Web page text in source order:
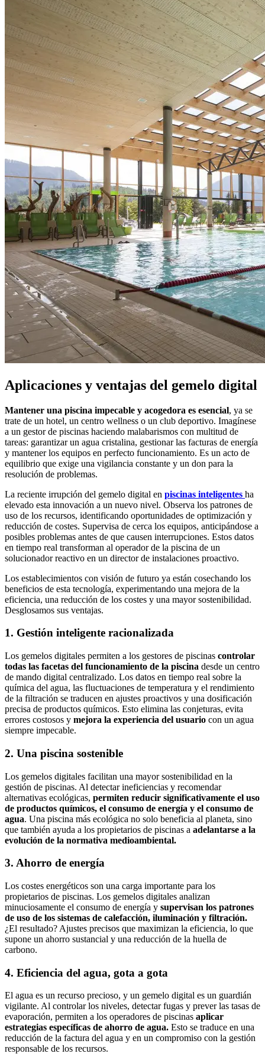
Aplicaciones y ventajas del gemelo digital
Mantener una piscina impecable y acogedora es esencial, ya se
trate de un hotel, un centro wellness o un club deportivo. Imagínese
a un gestor de piscinas haciendo malabarismos con multitud de
tareas: garantizar un agua cristalina, gestionar las facturas de energía
y mantener los equipos en perfecto funcionamiento. Es un acto de
equilibrio que exige una vigilancia constante y un don para la
resolución de problemas.
La reciente irrupción del gemelo digital en piscinas inteligentes ha
elevado esta innovación a un nuevo nivel. Observa los patrones de
uso de los recursos, identificando oportunidades de optimización y
reducción de costes. Supervisa de cerca los equipos, anticipándose a
posibles problemas antes de que causen interrupciones. Estos datos
en tiempo real transforman al operador de la piscina de un
solucionador reactivo en un director de instalaciones proactivo.
Los establecimientos con visión de futuro ya están cosechando los
beneficios de esta tecnología, experimentando una mejora de la
eficiencia, una reducción de los costes y una mayor sostenibilidad.
Desglosamos sus ventajas.
1. Gestión inteligente racionalizada
Los gemelos digitales permiten a los gestores de piscinas controlar
todas las facetas del funcionamiento de la piscina desde un centro
de mando digital centralizado. Los datos en tiempo real sobre la
química del agua, las fluctuaciones de temperatura y el rendimiento
de la filtración se traducen en ajustes proactivos y una dosificación
precisa de productos químicos. Esto elimina las conjeturas, evita
errores costosos y mejora la experiencia del usuario con un agua
siempre impecable.
2. Una piscina sostenible
Los gemelos digitales facilitan una mayor sostenibilidad en la
gestión de piscinas. Al detectar ineficiencias y recomendar
alternativas ecológicas, permiten reducir significativamente el uso
de productos químicos, el consumo de energía y el consumo de
agua. Una piscina más ecológica no solo beneficia al planeta, sino
que también ayuda a los propietarios de piscinas a adelantarse a la
evolución de la normativa medioambiental.
3. Ahorro de energía
Los costes energéticos son una carga importante para los
propietarios de piscinas. Los gemelos digitales analizan
minuciosamente el consumo de energía y supervisan los patrones
de uso de los sistemas de calefacción, iluminación y filtración.
¿El resultado? Ajustes precisos que maximizan la eficiencia, lo que
supone un ahorro sustancial y una reducción de la huella de
carbono.
4. Eficiencia del agua, gota a gota
El agua es un recurso precioso, y un gemelo digital es un guardián
vigilante. Al controlar los niveles, detectar fugas y prever las tasas de
evaporación, permiten a los operadores de piscinas aplicar
estrategias específicas de ahorro de agua. Esto se traduce en una
reducción de la factura del agua y en un compromiso con la gestión
responsable de los recursos.